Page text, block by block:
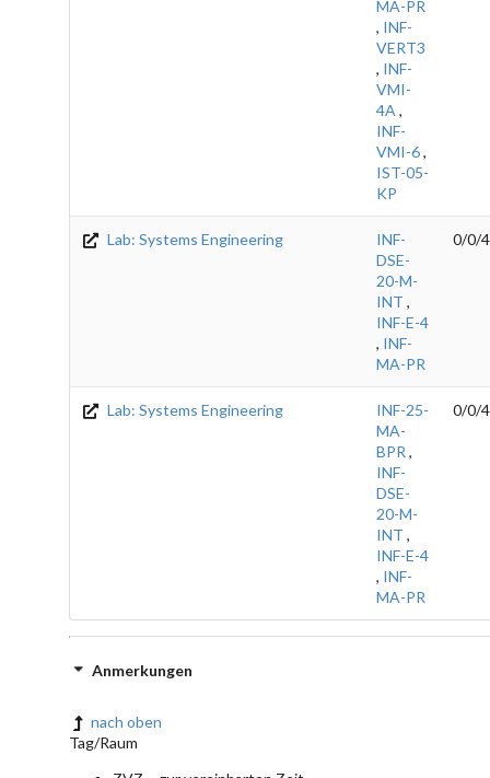
MA-PR
, INF-
VERT3
, INF-
VMI-
4A ,
INF-
VMI-6,
IST-05-
KP
Lab: Systems Engineering
INF-
DSE-
20-M-
INT ,
INF-E-4
, INF-
MA-PR
0/0/4
Lab: Systems Engineering
INF-25-
MA-
BPR ,
INF-
DSE-
20-M-
INT ,
INF-E-4
, INF-
MA-PR
0/0/4
Anmerkungen
nach oben
Tag/Raum